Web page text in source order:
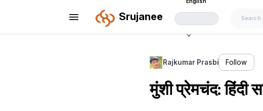
Srujanee
Rajkumar Prasbi Follow
मुंशी प्रेमचंद: